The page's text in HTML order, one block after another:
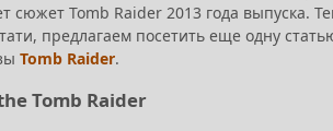
сюжет Tomb Raider 2013 года выпуска.
предлагаем посетить еще одну
Tomb Raider.
Tomb Raider